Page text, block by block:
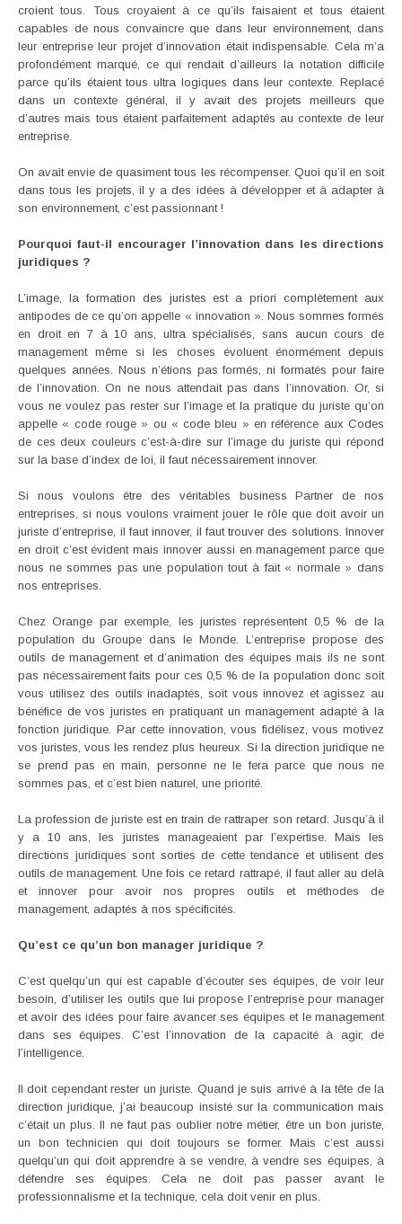
croient tous. Tous croyaient à ce qu’ils faisaient et tous étaient
capables de nous convaincre que dans leur environnement, dans
leur entreprise leur projet d’innovation était indispensable. Cela m’a
profondément marqué, ce qui rendait d’ailleurs la notation difficile
parce qu’ils étaient tous ultra logiques dans leur contexte. Replacé
dans un contexte général, il y avait des projets meilleurs que
d’autres mais tous étaient parfaitement adaptés au contexte de leur
entreprise.
On avait envie de quasiment tous les récompenser. Quoi qu’il en soit
dans tous les projets, il y a des idées à développer et à adapter à
son environnement, c’est passionnant !
Pourquoi faut-il encourager l’innovation dans les directions
juridiques ?
L’image, la formation des juristes est a priori complètement aux
antipodes de ce qu’on appelle « innovation ». Nous sommes formés
en droit en 7 à 10 ans, ultra spécialisés, sans aucun cours de
management même si les choses évoluent énormément depuis
quelques années. Nous n’étions pas formés, ni formatés pour faire
de l’innovation. On ne nous attendait pas dans l’innovation. Or, si
vous ne voulez pas rester sur l’image et la pratique du juriste qu’on
appelle « code rouge » ou « code bleu » en référence aux Codes
de ces deux couleurs c’est-à-dire sur l’image du juriste qui répond
sur la base d’index de loi, il faut nécessairement innover.
Si nous voulons être des véritables business Partner de nos
entreprises, si nous voulons vraiment jouer le rôle que doit avoir un
juriste d’entreprise, il faut innover, il faut trouver des solutions. Innover
en droit c’est évident mais innover aussi en management parce que
nous ne sommes pas une population tout à fait « normale » dans
nos entreprises.
Chez Orange par exemple, les juristes représentent 0,5 % de la
population du Groupe dans le Monde. L’entreprise propose des
outils de management et d’animation des équipes mais ils ne sont
pas nécessairement faits pour ces 0,5 % de la population donc soit
vous utilisez des outils inadaptés, soit vous innovez et agissez au
bénéfice de vos juristes en pratiquant un management adapté à la
fonction juridique. Par cette innovation, vous fidélisez, vous motivez
vos juristes, vous les rendez plus heureux. Si la direction juridique ne
se prend pas en main, personne ne le fera parce que nous ne
sommes pas, et c’est bien naturel, une priorité.
La profession de juriste est en train de rattraper son retard. Jusqu’à il
y a 10 ans, les juristes manageaient par l’expertise. Mais les
directions juridiques sont sorties de cette tendance et utilisent des
outils de management. Une fois ce retard rattrapé, il faut aller au delà
et innover pour avoir nos propres outils et méthodes de
management, adaptés à nos spécificités.
Qu’est ce qu’un bon manager juridique ?
C’est quelqu’un qui est capable d’écouter ses équipes, de voir leur
besoin, d’utiliser les outils que lui propose l’entreprise pour manager
et avoir des idées pour faire avancer ses équipes et le management
dans ses équipes. C’est l’innovation de la capacité à agir, de
l’intelligence.
Il doit cependant rester un juriste. Quand je suis arrivé à la tête de la
direction juridique, j’ai beaucoup insisté sur la communication mais
c’était un plus. Il ne faut pas oublier notre métier, être un bon juriste,
un bon technicien qui doit toujours se former. Mais c’est aussi
quelqu’un qui doit apprendre à se vendre, à vendre ses équipes, à
défendre ses équipes. Cela ne doit pas passer avant le
professionnalisme et la technique, cela doit venir en plus.